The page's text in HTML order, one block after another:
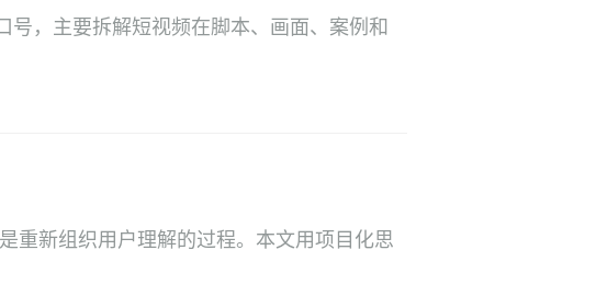
，主要拆解短视频在脚本、画面、案例和
重新组织用户理解的过程。本文用项目化思